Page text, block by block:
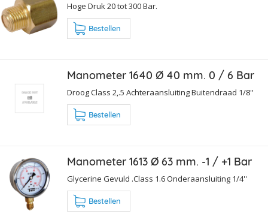
Hoge Druk 20 tot 300 Bar.
Bestellen
Manometer 1640 Ø 40 mm. 0 / 6 Bar
Droog Class 2,.5 Achteraansluiting Buitendraad 1/8''
Bestellen
Manometer 1613 Ø 63 mm. -1 / +1 Bar
Glycerine Gevuld .Class 1.6 Onderaansluiting 1/4''
Bestellen